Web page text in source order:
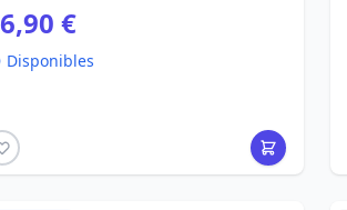
€
Disponibles